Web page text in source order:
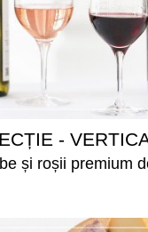
-
și roșii premium